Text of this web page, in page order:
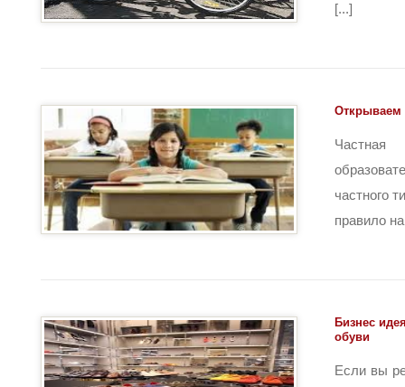
[...]
Открываем
частного
правило
Бизнес
обуви
Если вы